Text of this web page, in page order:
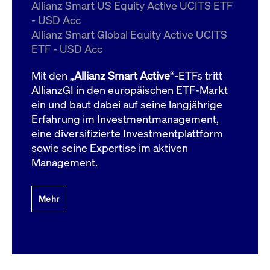
Allianz Smart US Equity Active UCITS ETF
- USD Acc
Allianz Smart Global Equity Active UCITS
ETF - USD Acc
Mit den „Allianz Smart Active“-ETFs tritt
AllianzGI in den europäischen ETF-Markt
ein und baut dabei auf seine langjährige
Erfahrung im Investmentmanagement,
eine diversifizierte Investmentplattform
sowie seine Expertise im aktiven
Management.
Mehr
ApplicationGatewayAffinityCORS
boerse.com
Domain
bis